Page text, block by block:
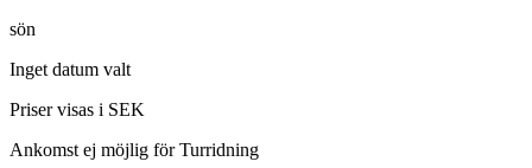
sön
Inget datum valt
Priser visas i SEK
Ankomst ej möjlig för Turridning